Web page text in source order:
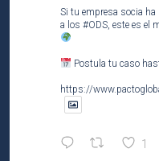
Si tu empresa socia
a los #ODS, este es el
Postula tu caso
https://
1